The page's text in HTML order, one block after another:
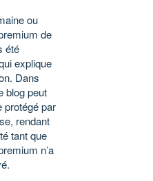
ou
de
été
explique
Dans
blog peut
protégé par
rendant
tant que
n’a